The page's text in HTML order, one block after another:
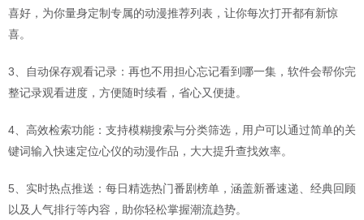
喜好，为你量身定制专属的动漫推荐列表，让你每次打开都有新惊
喜。
3、自动保存观看记录：再也不用担心忘记看到哪一集，软件会帮你完
整记录观看进度，方便随时续看，省心又便捷。
4、高效检索功能：支持模糊搜索与分类筛选，用户可以通过简单的关
键词输入快速定位心仪的动漫作品，大大提升查找效率。
5、实时热点推送：每日精选热门番剧榜单，涵盖新番速递、经典回顾
以及人气排行等内容，助你轻松掌握潮流趋势。